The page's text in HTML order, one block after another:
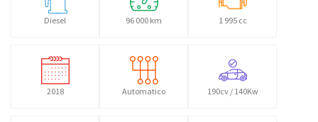
Diesel 96 000 km 1 995 cc
2018 Automatico 190cv / 140Kw